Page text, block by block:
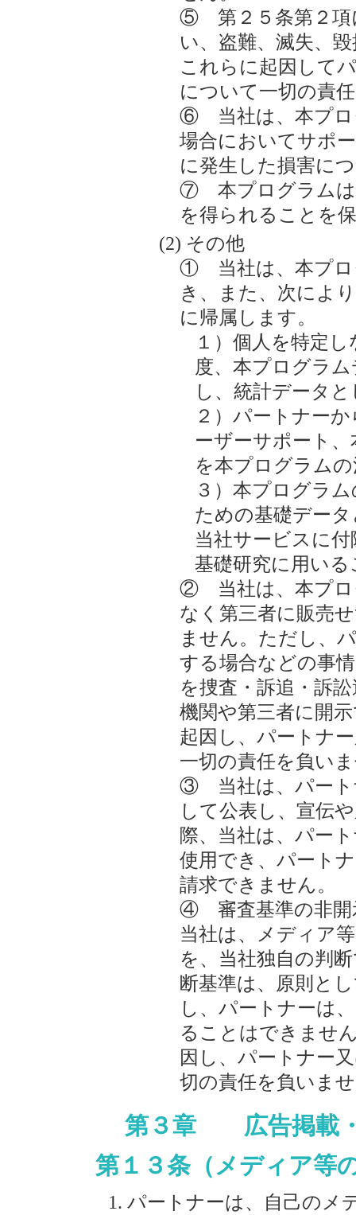
⑤ 第２５条第２項
い、盗難、滅失、
これらに起因して
について一切の責
⑥ 当社は、本プロ
場合においてサポ
に発生した損害に
⑦ 本プログラムは
を得られることを
その他
① 当社は、本プロ
き、また、次によ
に帰属します。
１）個人を特定
度、本プログラ
し、統計データ
２）パートナー
ーザーサポート
を本プログラム
３）本プログラ
ための基礎デー
当社サービスに
基礎研究に用いる
② 当社は、本プロ
なく第三者に販売
ません。ただし、
する場合などの事
を捜査・訴追・訴
機関や第三者に開
起因し、パートナ
一切の責任を負い
③ 当社は、パート
して公表し、宣伝
際、当社は、パー
使用でき、パート
請求できません。
④ 審査基準の非開
当社は、メディア
を、当社独自の判
断基準は、原則と
し、パートナーは
ることはできませ
因し、パートナー
切の責任を負いま
第３章 広告掲載・
第１３条（メディア等
パートナーは、自己のメ